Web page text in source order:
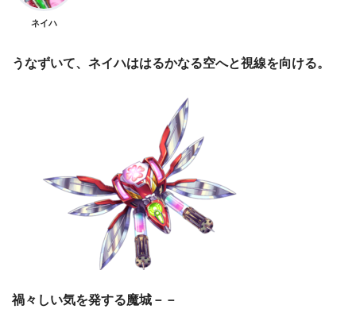
ネイハ
うなずいて、ネイハははるかなる空へと視線を向ける。
禍々しい気を発する魔城－－